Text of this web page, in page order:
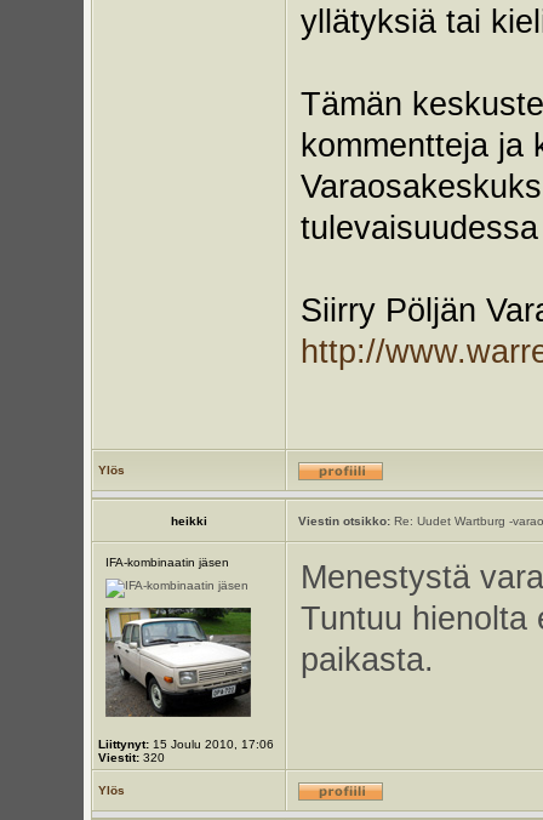
yllätyksiä tai
Tämän
kommentteja ja
Siirry Pöljän
http://
Ylös
heikki Viestin otsikko:Re: Uudet Wartburg -
IFA-kombinaatin jäsen
Liittynyt:15 Joulu 2010, 17:06
Viestit:320
Menestystä
Tuntuu hienolta
paikasta.
Ylös